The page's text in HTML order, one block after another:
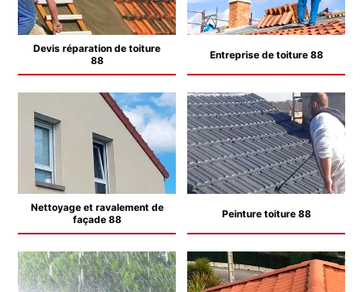
Devis réparation de toiture
88
Entreprise de toiture 88
Nettoyage et ravalement de
façade 88
Peinture toiture 88